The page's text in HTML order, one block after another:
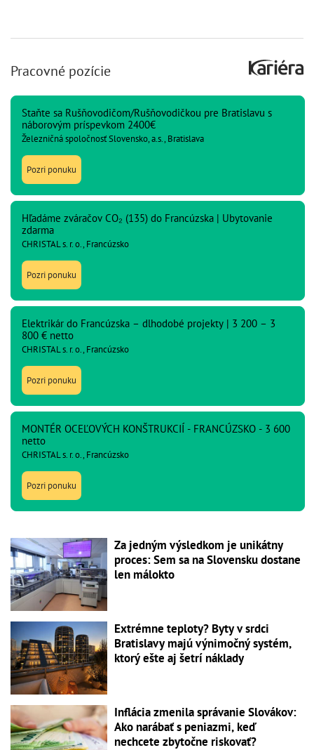
Pracovné pozície
Staňte sa Rušňovodičom/Rušňovodičkou pre Bratislavu s
náborovým príspevkom 2400€
Železničná spoločnosť Slovensko, a.s., Bratislava
Pozri ponuku
Hľadáme zváračov CO₂ (135) do Francúzska | Ubytovanie
zdarma
CHRISTAL s. r. o., Francúzsko
Pozri ponuku
Elektrikár do Francúzska – dlhodobé projekty | 3 200 – 3
800 € netto
CHRISTAL s. r. o., Francúzsko
Pozri ponuku
MONTÉR OCEĽOVÝCH KONŠTRUKCIÍ - FRANCÚZSKO - 3 600
netto
CHRISTAL s. r. o., Francúzsko
Pozri ponuku
Za jedným výsledkom je unikátny
proces: Sem sa na Slovensku dostane
len málokto
Extrémne teploty? Byty v srdci
Bratislavy majú výnimočný systém,
ktorý ešte aj šetrí náklady
Inflácia zmenila správanie Slovákov:
Ako narábať s peniazmi, keď
nechcete zbytočne riskovať?